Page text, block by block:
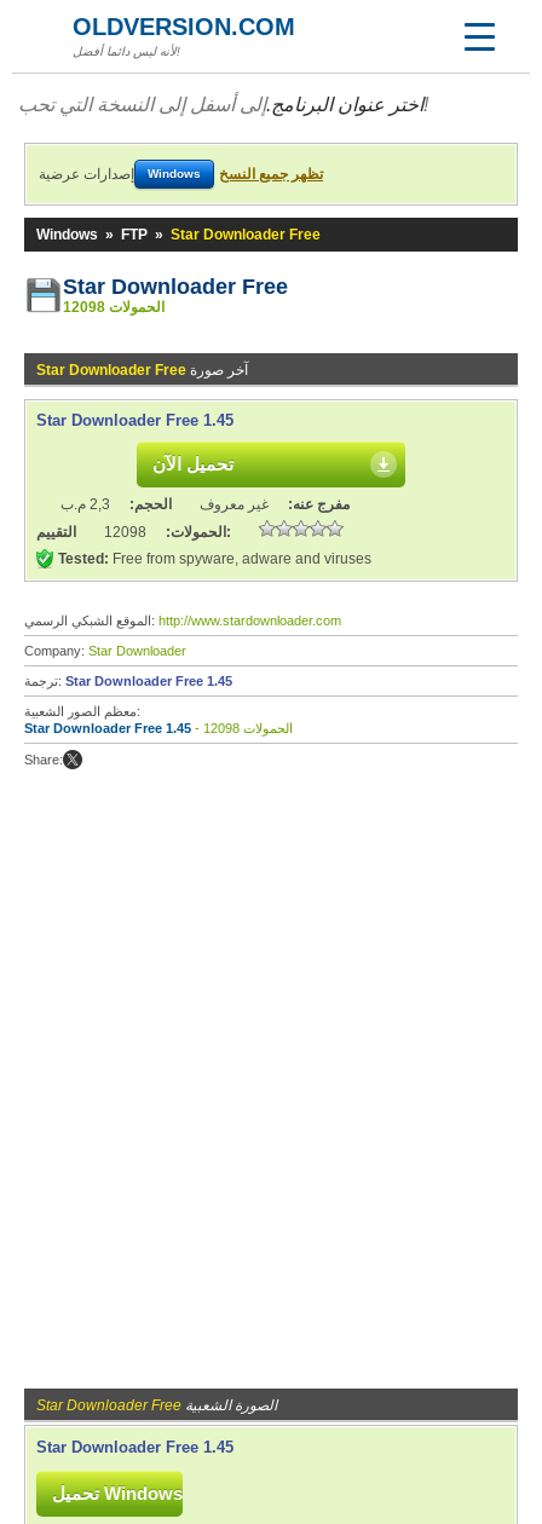
OLDVERSION.COM
لأنه ليس دائما أفضل!
اختر عنوان البرنامج.إلى أسفل إلى النسخة التي تحب!
إصدارات عرضية Windows تظهر جميع النسخ
Windows » FTP » Star Downloader Free
Star Downloader Free
12098 الحمولات
Star Downloader Free آخر صورة
Star Downloader Free 1.45
تحميل الآن
مفرج عنه: غير معروف الحجم:
2,3 م.ب
الحمولات:
12098
التقييم:
Tested: Free from spyware, adware and viruses
الموقع الشبكي الرسمي: http://www.stardownloader.com
Company: Star Downloader
ترجمة: Star Downloader Free 1.45
معظم الصور الشعبية:
Star Downloader Free 1.45
- 12098 الحمولات
Share:
Star Downloader Free الصورة الشعبية
Star Downloader Free 1.45